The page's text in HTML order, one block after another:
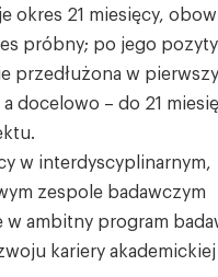
okres 21 miesięcy,
próbny; po jego
przedłużona w
a docelowo – do 21
w interdyscyplinarnym,
zespole badawczym
w ambitny program
kariery akademickiej